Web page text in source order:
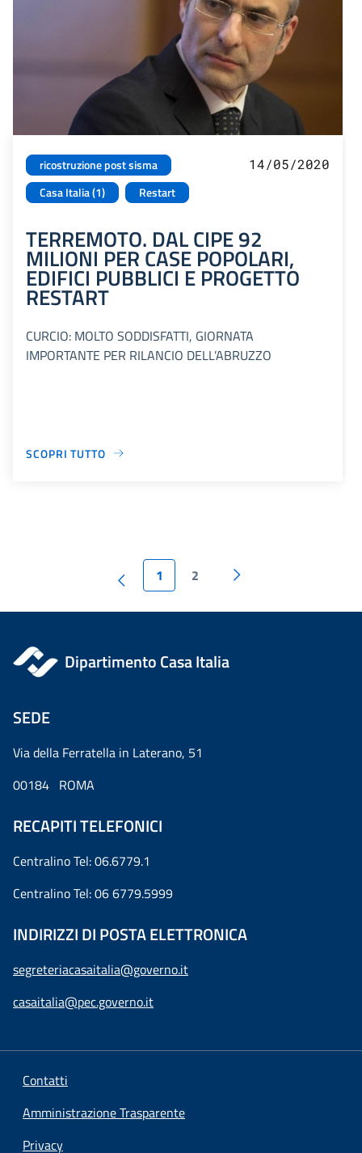
ricostruzione post sisma
Casa Italia (1)
Restart
14/05/2020
TERREMOTO. DAL CIPE 92
MILIONI PER CASE POPOLARI,
EDIFICI PUBBLICI E PROGETTO
RESTART
CURCIO: MOLTO SODDISFATTI, GIORNATA
IMPORTANTE PER RILANCIO DELL’ABRUZZO
SCOPRI TUTTO
1 2
Dipartimento Casa Italia
SEDE
Via della Ferratella in Laterano, 51
00184 ROMA
RECAPITI TELEFONICI
Centralino Tel: 06.6779.1
Centralino Tel: 06 6779.5999
INDIRIZZI DI POSTA ELETTRONICA
segreteriacasaitalia@governo.it
casaitalia@pec.governo.it
Contatti
Amministrazione Trasparente
Privacy